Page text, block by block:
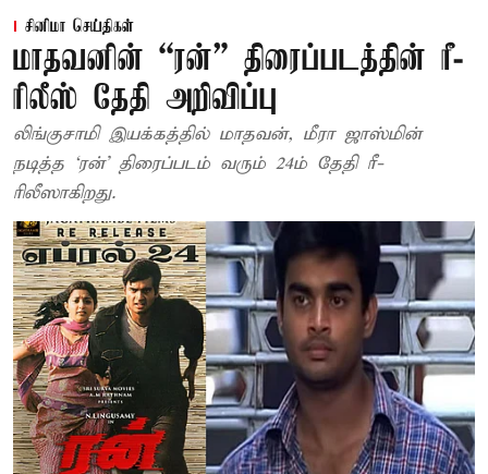
சினிமா செய்திகள்
மாதவனின் “ரன்” திரைப்படத்தின் ரீ-
ரிலீஸ் தேதி அறிவிப்பு
லிங்குசாமி இயக்கத்தில் மாதவன், மீரா ஜாஸ்மின்
நடித்த ‘ரன்’ திரைப்படம் வரும் 24ம் தேதி ரீ-
ரிலீஸாகிறது.